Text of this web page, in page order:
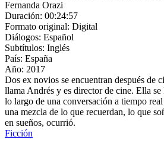
Fernanda Orazi
Duración: 00:24:57
Formato original: Digital
Diálogos: Español
Subtítulos: Inglés
País: España
Año: 2017
Dos ex novios se encuentran después de
llama Andrés y es director de cine. Ella
lo largo de una conversación a tiempo
una mezcla de lo que recuerdan, lo que
en sueños, ocurrió.
Ficción